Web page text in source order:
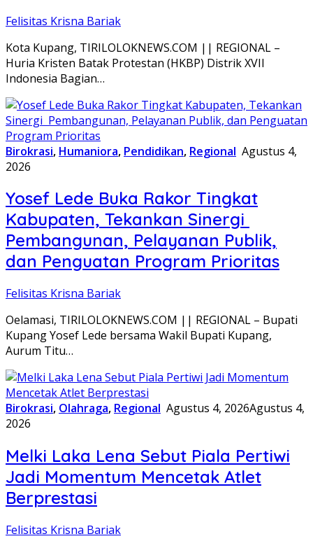
Felisitas Krisna Bariak
Kota Kupang, TIRILOLOKNEWS.COM || REGIONAL –
Huria Kristen Batak Protestan (HKBP) Distrik XVII
Indonesia Bagian…
Birokrasi, Humaniora, Pendidikan, Regional Agustus 4,
2026
Yosef Lede Buka Rakor Tingkat
Kabupaten, Tekankan Sinergi
Pembangunan, Pelayanan Publik,
dan Penguatan Program Prioritas
Felisitas Krisna Bariak
Oelamasi, TIRILOLOKNEWS.COM || REGIONAL – Bupati
Kupang Yosef Lede bersama Wakil Bupati Kupang,
Aurum Titu…
Birokrasi, Olahraga, Regional Agustus 4, 2026Agustus 4,
2026
Melki Laka Lena Sebut Piala Pertiwi
Jadi Momentum Mencetak Atlet
Berprestasi
Felisitas Krisna Bariak